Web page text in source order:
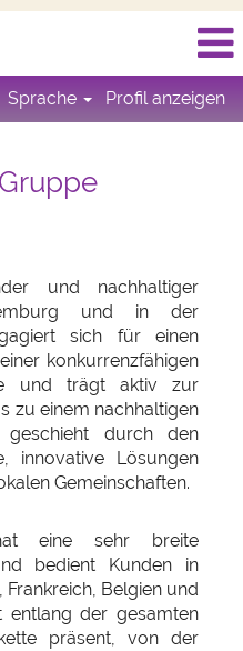
Sprache Profil anzeigen
und nachhaltiger
und in der
sich für einen
konkurrenzfähigen
und trägt aktiv zur
zu einem nachhaltigen
geschieht durch den
innovative Lösungen
Gemeinschaften.
eine sehr breite
bedient Kunden in
Belgien und
entlang der gesamten
präsent, von der